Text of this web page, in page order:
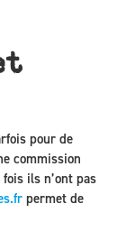
pour de
commission
ils n’ont pas
permet de